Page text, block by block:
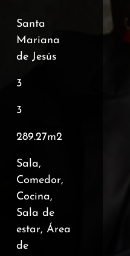
Santa
Mariana
de Jesús
3
3
289.27m2
Sala,
Comedor,
Cocina,
Sala de
estar, Área
de